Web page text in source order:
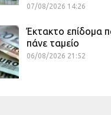
07/08/2026 14:26
Έκτακτο επίδομα
πάνε ταμείο
06/08/2026 21:52